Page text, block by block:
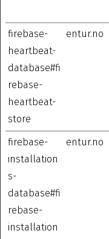
firebase-
heartbeat-
database#fi
rebase-
heartbeat-
store
entur.no
firebase-
installation
s-
database#fi
rebase-
installation
entur.no